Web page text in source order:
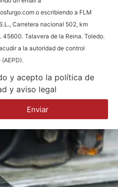
o escribiendo a FLM
Carretera nacional 502, km
45600. Talavera de la Reina. Toledo.
a la autoridad de control
y acepto la política de
y aviso legal
Enviar